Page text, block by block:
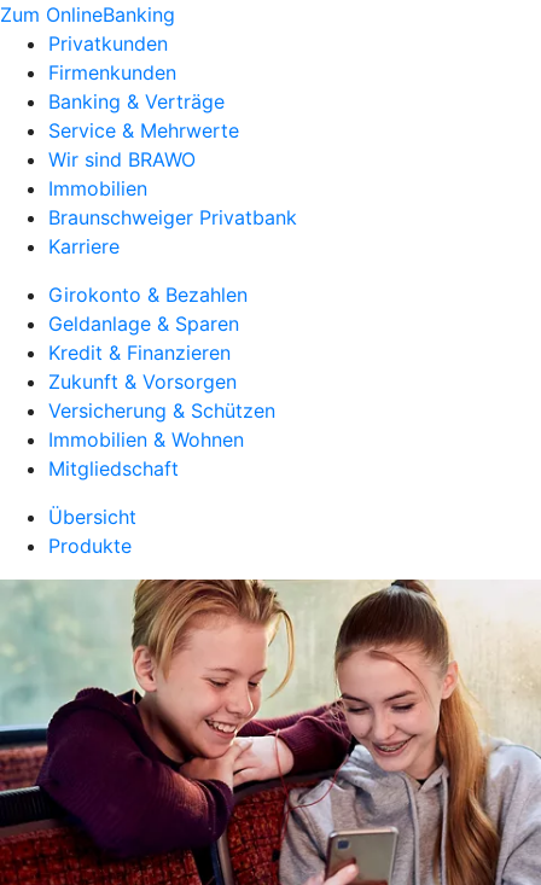
Zum OnlineBanking
Privatkunden
Firmenkunden
Banking & Verträge
Service & Mehrwerte
Wir sind BRAWO
Immobilien
Braunschweiger Privatbank
Karriere
Girokonto & Bezahlen
Geldanlage & Sparen
Kredit & Finanzieren
Zukunft & Vorsorgen
Versicherung & Schützen
Immobilien & Wohnen
Mitgliedschaft
Übersicht
Produkte